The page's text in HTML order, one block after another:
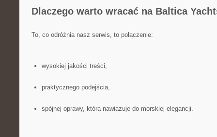
Dlaczego warto wracać na Baltica
To, co odróżnia nasz serwis, to połączenie:
wysokiej jakości treści,
praktycznego podejścia,
spójnej oprawy, która nawiązuje do morskiej elegancji.